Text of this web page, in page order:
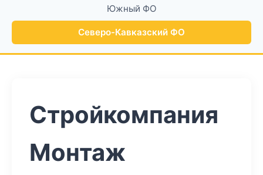
Южный ФО
Северо-Кавказский ФО
Стройкомпания
Монтаж